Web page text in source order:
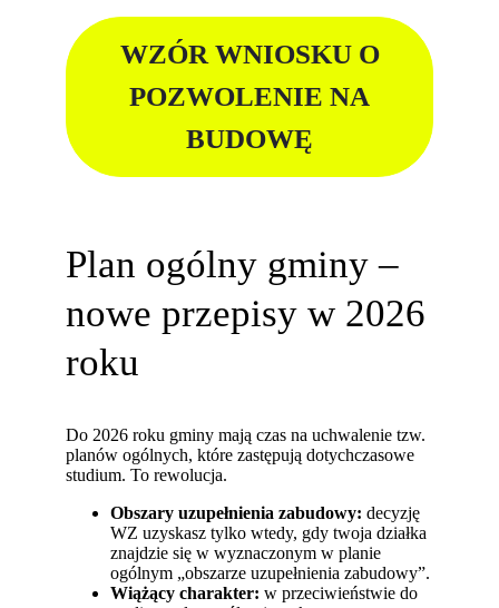
WZÓR WNIOSKU O
POZWOLENIE NA
BUDOWĘ
Plan ogólny gminy –
nowe przepisy w 2026
roku
Do 2026 roku gminy mają czas na uchwalenie tzw.
planów ogólnych, które zastępują dotychczasowe
studium. To rewolucja.
Obszary uzupełnienia zabudowy: decyzję
WZ uzyskasz tylko wtedy, gdy twoja działka
znajdzie się w wyznaczonym w planie
ogólnym „obszarze uzupełnienia zabudowy”.
Wiążący charakter: w przeciwieństwie do